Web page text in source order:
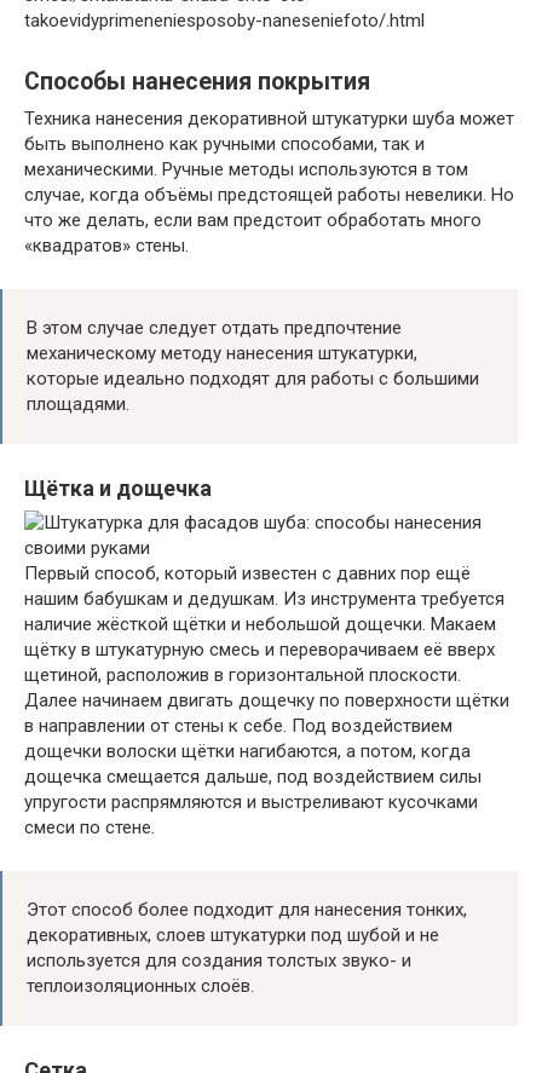
takoevidyprimeneniesposoby-naneseniefoto/.html
Способы нанесения покрытия
Техника нанесения декоративной штукатурки шуба может
быть выполнено как ручными способами, так и
механическими. Ручные методы используются в том
случае, когда объёмы предстоящей работы невелики. Но
что же делать, если вам предстоит обработать много
«квадратов» стены.
В этом случае следует отдать предпочтение
механическому методу нанесения штукатурки,
которые идеально подходят для работы с большими
площадями.
Щётка и дощечка
Первый способ, который известен с давних пор ещё
нашим бабушкам и дедушкам. Из инструмента требуется
наличие жёсткой щётки и небольшой дощечки. Макаем
щётку в штукатурную смесь и переворачиваем её вверх
щетиной, расположив в горизонтальной плоскости.
Далее начинаем двигать дощечку по поверхности щётки
в направлении от стены к себе. Под воздействием
дощечки волоски щётки нагибаются, а потом, когда
дощечка смещается дальше, под воздействием силы
упругости распрямляются и выстреливают кусочками
смеси по стене.
Этот способ более подходит для нанесения тонких,
декоративных, слоев штукатурки под шубой и не
используется для создания толстых звуко- и
теплоизоляционных слоёв.